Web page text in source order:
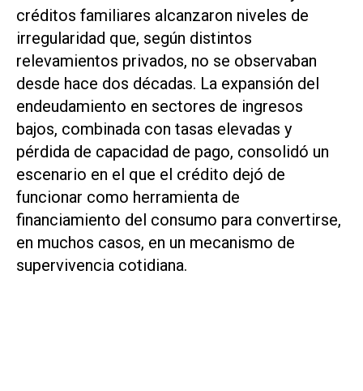
créditos familiares alcanzaron niveles de
irregularidad que, según distintos
relevamientos privados, no se observaban
desde hace dos décadas. La expansión del
endeudamiento en sectores de ingresos
bajos, combinada con tasas elevadas y
pérdida de capacidad de pago, consolidó un
escenario en el que el crédito dejó de
funcionar como herramienta de
financiamiento del consumo para convertirse,
en muchos casos, en un mecanismo de
supervivencia cotidiana.